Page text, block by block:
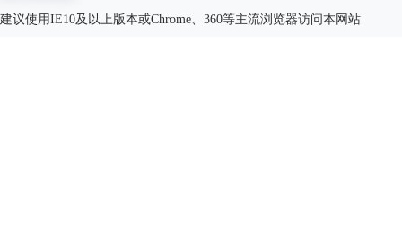
建议使用IE10及以上版本或Chrome、360等主流浏览器访问本网站